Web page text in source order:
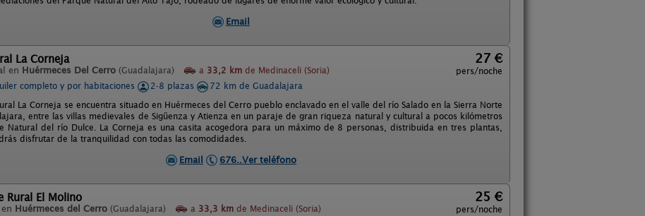
Email
La Corneja
en Huérmeces Del Cerro (Guadalajara) a 33,2 km de Medinaceli (Soria)
27 €
pers/noche
completo y por habitaciones
2-8 plazas
72 km de Guadalajara
La Corneja se encuentra situado en Huérmeces del Cerro pueblo enclavado en el valle del río Salado en la Sierra Norte
entre las villas medievales de Sigüenza y Atienza en un paraje de gran riqueza natural y cultural a pocos kilómetros
Natural del río Dulce. La Corneja es una casita acogedora para un máximo de 8 personas, distribuida en tres plantas,
disfrutar de la tranquilidad con todas las comodidades.
Email
676..Ver teléfono
Rural El Molino
Huérmeces del Cerro (Guadalajara) a 33,3 km de Medinaceli (Soria)
25 €
pers/noche